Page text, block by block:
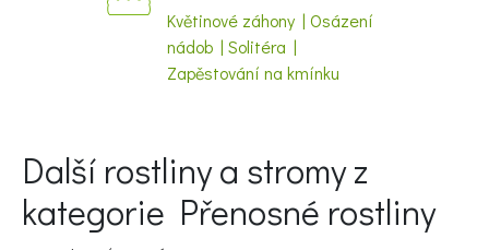
Květinové záhony | Osázení
nádob | Solitéra |
Zapěstování na kmínku
Další rostliny a stromy z
kategorie Přenosné rostliny